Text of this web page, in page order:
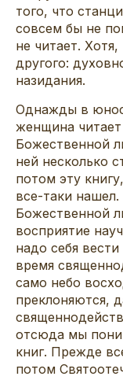
того, что
совсем бы не
не читает.
другого:
назидания.
Однажды в
женщина
Божественной
ней несколько
потом эту
все-таки
Божественной
восприятие
надо себя
время
само небо
преклоняются,
отсюда мы
книг. Прежде
потом